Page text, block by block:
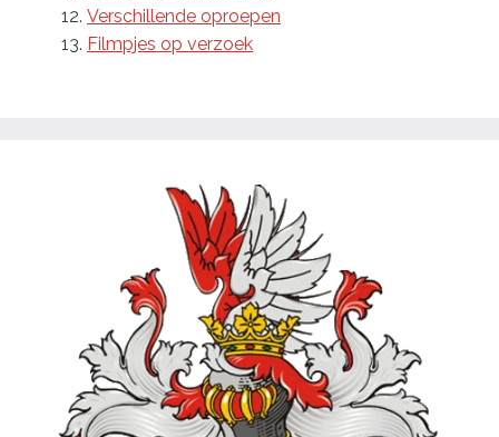
Verschillende oproepen
Filmpjes op verzoek